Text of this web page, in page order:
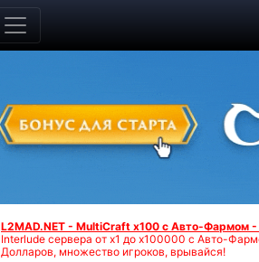
L2MAD.NET - MultiCraft x100 с Авто-Фармом
Interlude сервера от х1 до х100000 с Авто-
Долларов, множество игроков, врывайся!